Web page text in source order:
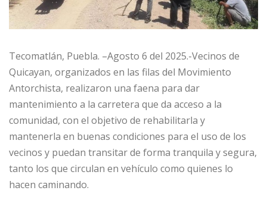
Tecomatlán, Puebla. –Agosto 6 del 2025.-Vecinos de
Quicayan, organizados en las filas del Movimiento
Antorchista, realizaron una faena para dar
mantenimiento a la carretera que da acceso a la
comunidad, con el objetivo de rehabilitarla y
mantenerla en buenas condiciones para el uso de los
vecinos y puedan transitar de forma tranquila y segura,
tanto los que circulan en vehículo como quienes lo
hacen caminando.